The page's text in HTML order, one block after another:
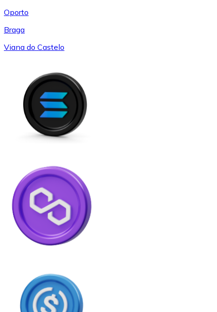
Oporto
Braga
Viana do Castelo